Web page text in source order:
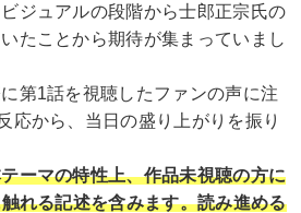
ジュアルの段階から士郎正宗氏の
たことから期待が集まっていまし
第1話を視聴したファンの声に注
応から、当日の盛り上がりを振り
ーマの特性上、作品未視聴の方に
れる記述を含みます。読み進める